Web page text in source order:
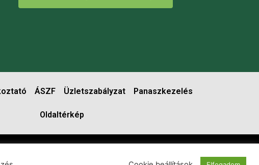
ÁSZF Üzletszabályzat Panaszkezelés
Oldaltérkép